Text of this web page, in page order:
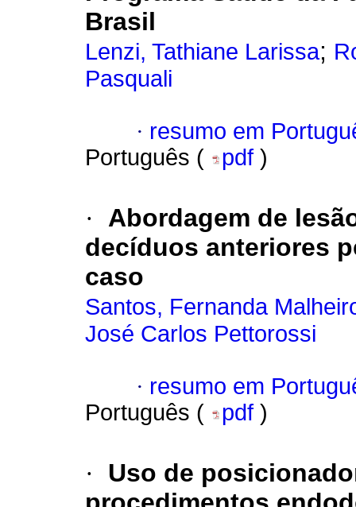
Brasil
Lenzi, Tathiane Larissa;
Pasquali
· resumo em
Português (
pdf )
·
Abordagem de
decíduos anteriores
caso
Santos, Fernanda
José Carlos Pettorossi
· resumo em
Português (
pdf )
·
Uso de